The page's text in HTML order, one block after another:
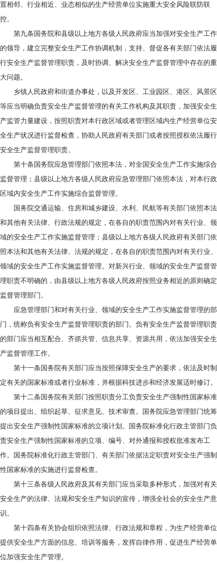
置相邻、行业相近、业态相似的生产经营单位实施重大安全风险联防联
控。
第九条国务院和县级以上地方各级人民政府应当加强对安全生产工作
的领导，建立完整安全生产工作协调机制，支持、督促各有关部门依法履
行安全生产监督管理职责，及时协调、解决安全生产监督管理中存在的重
大问题。
乡镇人民政府和街道办事处，以及开发区、工业园区、港区、风景区
等应当明确负责安全生产监督管理的有关工作机构及其职责，加强安全生
产监管力量建设，按照职责对本行政区域或者管理区域内生产经营单位安
全生产状况进行监督检查，协助人民政府有关部门或者按照授权依法履行
安全生产监督管理职责。
第十条国务院应急管理部门依照本法，对全国安全生产工作实施综合
监督管理；县级以上地方各级人民政府应急管理部门依照本法，对本行政
区域内安全生产工作实施综合监督管理。
国务院交通运输、住房和城乡建设、水利、民航等有关部门依照本法
和其他有关法律、行政法规的规定，在各自的职责范围内对有关行业、领
域的安全生产工作实施监督管理；县级以上地方各级人民政府有关部门依
照本法和其他有关法律、法规的规定，在各自的职责范围内对有关行业、
领域的安全生产工作实施监督管理。对新兴行业、领域的安全生产监督管
理职责不明确的，由县级以上地方各级人民政府按照业务相近的原则确定
监督管理部门。
应急管理部门和对有关行业、领域的安全生产工作实施监督管理的部
门，统称负有安全生产监督管理职责的部门。负有安全生产监督管理职责
的部门应当相互配合、齐抓共管、信息共享、资源共用，依法加强安全生
产监督管理工作。
第十一条国务院有关部门应当按照保障安全生产的要求，依法及时制
定有关的国家标准或者行业标准，并根据科技进步和经济发展适时修订。
第十二条国务院有关部门按照职责分工负责安全生产强制性国家标准
的项目提出、组织起草、征求意见、技术审查。国务院应急管理部门统筹
提出安全生产强制性国家标准的立项计划。国务院标准化行政主管部门负
责安全生产强制性国家标准的立项、编号、对外通报和授权批准发布工
作。国务院标准化行政主管部门、有关部门依据法定职责对安全生产强制
性国家标准的实施进行监督检查。
第十三条各级人民政府及其有关部门应当采取多种形式，加强对有关
安全生产的法律、法规和安全生产知识的宣传，增强全社会的安全生产意
识。
第十四条有关协会组织依照法律、行政法规和章程，为生产经营单位
提供安全生产方面的信息、培训等服务，发挥自律作用，促进生产经营单
位加强安全生产管理。